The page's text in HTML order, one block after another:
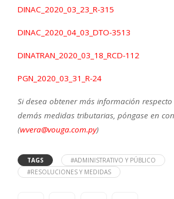
DINAC_2020_03_23_R-315
DINAC_2020_04_03_DTO-3513
DINATRAN_2020_03_18_RCD-112
PGN_2020_03_31_R-24
Si desea obtener más información
demás medidas tributarias, póngase en
(wvera@vouga.com.py)
TAGS
#ADMINISTRATIVO Y PÚBLICO
#RESOLUCIONES Y MEDIDAS